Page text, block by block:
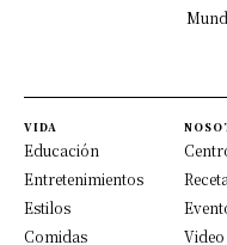
VIDA
Educación
Entretenimientos
Estilos
Comidas
Video